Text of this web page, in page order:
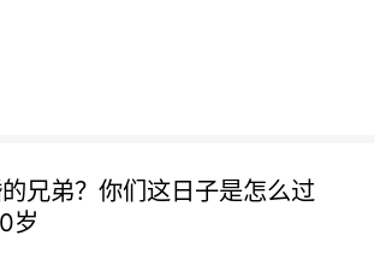
兄弟？你们这日子是怎么过
岁